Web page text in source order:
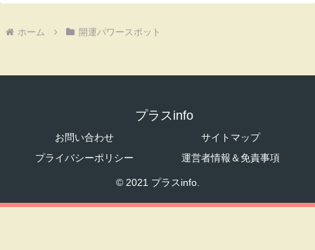
ホーム 開運パワースポット
プラスinfo
お問い合わせ
サイトマップ
プライバシーポリシー
運営者情報＆免責事項
© 2021 プラスinfo.